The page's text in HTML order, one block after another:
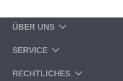
ÜBER UNS
SERVICE
RECHTLICHES